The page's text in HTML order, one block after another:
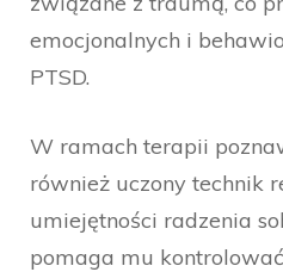
emocjonalnych i
PTSD.
W ramach terapii
również uczony technik
umiejętności radzenia
pomaga mu